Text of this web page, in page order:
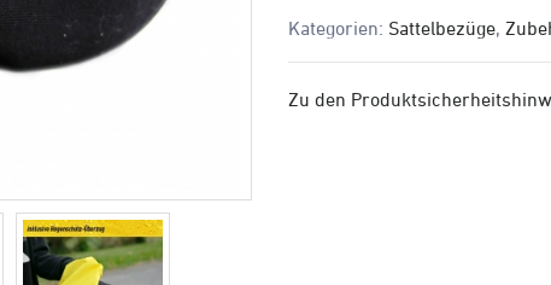
Kategorien: Sattelbezüge,
Zu den